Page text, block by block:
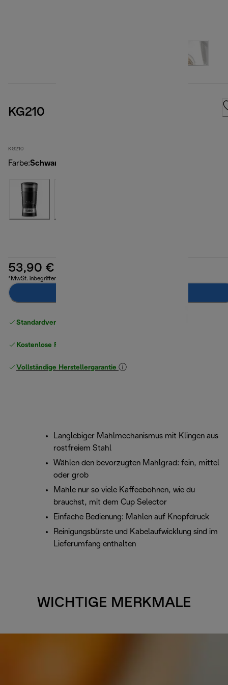
KG210
KG210
Farbe:Schwarz
53,90 €
*MwSt. inbegriffen
Standardversand kostenlos
Kostenlose Rücksendungen
Vollständige Herstellergarantie
Langlebiger Mahlmechanismus mit Klingen aus
rostfreiem Stahl
Wählen den bevorzugten Mahlgrad: fein, mittel
oder grob
Mahle nur so viele Kaffeebohnen, wie du
brauchst, mit dem Cup Selector
Einfache Bedienung: Mahlen auf Knopfdruck
Reinigungsbürste und Kabelaufwicklung sind im
Lieferumfang enthalten
WICHTIGE MERKMALE